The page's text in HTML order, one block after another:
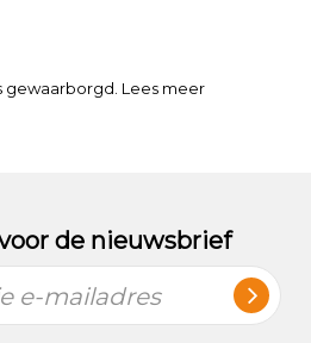
gewaarborgd. Lees meer
de nieuwsbrief
e-mailadres